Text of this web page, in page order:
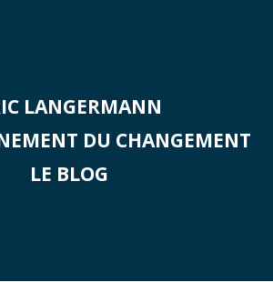
LANGERMANN
DU CHANGEMENT
LE BLOG